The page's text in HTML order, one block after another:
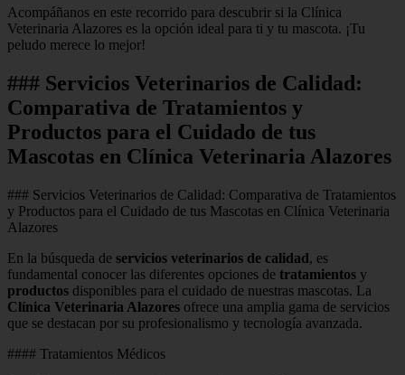
Acompáñanos en este recorrido para descubrir si la Clínica
Veterinaria Alazores es la opción ideal para ti y tu mascota. ¡Tu
peludo merece lo mejor!
### Servicios Veterinarios de Calidad:
Comparativa de Tratamientos y
Productos para el Cuidado de tus
Mascotas en Clínica Veterinaria Alazores
### Servicios Veterinarios de Calidad: Comparativa de Tratamientos
y Productos para el Cuidado de tus Mascotas en Clínica Veterinaria
Alazores
En la búsqueda de servicios veterinarios de calidad, es
fundamental conocer las diferentes opciones de tratamientos y
productos disponibles para el cuidado de nuestras mascotas. La
Clínica Veterinaria Alazores ofrece una amplia gama de servicios
que se destacan por su profesionalismo y tecnología avanzada.
#### Tratamientos Médicos